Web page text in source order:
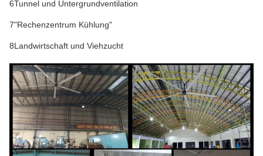
6Tunnel und Untergrundventilation
7"Rechenzentrum Kühlung"
8Landwirtschaft und Viehzucht